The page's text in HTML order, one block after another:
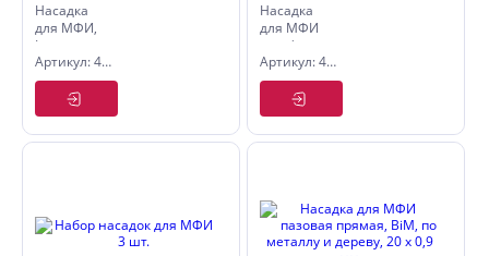
Насадка
для МФИ,
Inox, для
снятия
краски,
ширина 52
мм,
ступенчатая
Артикул: 4980452
Насадка
для МФИ
шлифовальная
треугольник,
по плитке
и дереву,
78 мм
Артикул: 4980678